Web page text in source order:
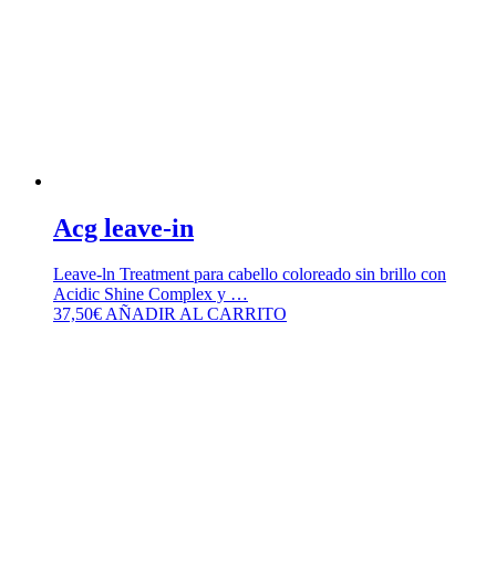
Acg leave-in
Leave-ln Treatment para cabello coloreado sin brillo con
Acidic Shine Complex y …
37,50€AÑADIR AL CARRITO